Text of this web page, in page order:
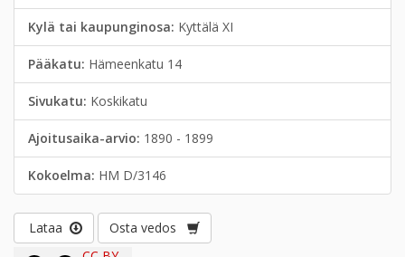
Kylä tai kaupunginosa: Kyttälä XI
Pääkatu: Hämeenkatu 14
Sivukatu: Koskikatu
Ajoitusaika-arvio: 1890 - 1899
Kokoelma: HM D/3146
Lataa
Osta vedos